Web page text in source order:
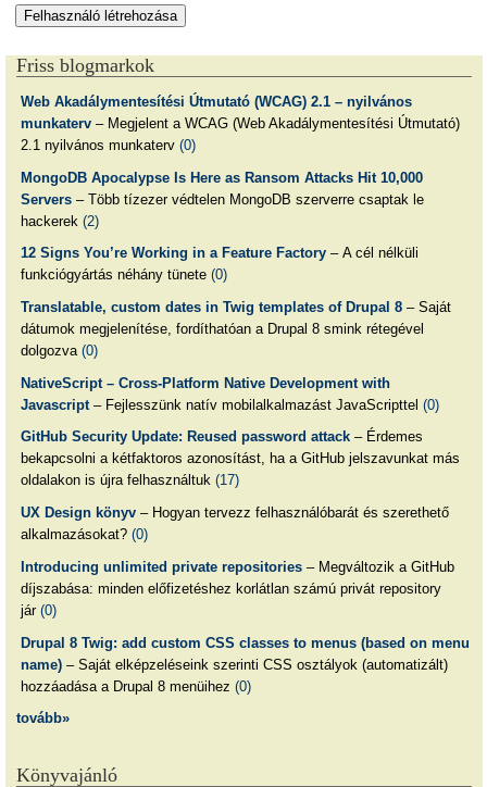
Friss blogmarkok
Web Akadálymentesítési Útmutató (WCAG) 2.1 – nyilvános
munkaterv– Megjelent a WCAG (Web Akadálymentesítési Útmutató)
2.1 nyilvános munkaterv (0)
MongoDB Apocalypse Is Here as Ransom Attacks Hit 10,000
Servers– Több tízezer védtelen MongoDB szerverre csaptak le
hackerek (2)
12 Signs You’re Working in a Feature Factory– A cél nélküli
funkciógyártás néhány tünete (0)
Translatable, custom dates in Twig templates of Drupal 8– Saját
dátumok megjelenítése, fordíthatóan a Drupal 8 smink rétegével
dolgozva (0)
NativeScript – Cross-Platform Native Development with
Javascript– Fejlesszünk natív mobilalkalmazást JavaScripttel (0)
GitHub Security Update: Reused password attack– Érdemes
bekapcsolni a kétfaktoros azonosítást, ha a GitHub jelszavunkat más
oldalakon is újra felhasználtuk (17)
UX Design könyv– Hogyan tervezz felhasználóbarát és szerethető
alkalmazásokat? (0)
Introducing unlimited private repositories– Megváltozik a GitHub
díjszabása: minden előfizetéshez korlátlan számú privát repository
jár (0)
Drupal 8 Twig: add custom CSS classes to menus (based on menu
name)– Saját elképzeléseink szerinti CSS osztályok (automatizált)
hozzáadása a Drupal 8 menüihez (0)
tovább»
Könyvajánló